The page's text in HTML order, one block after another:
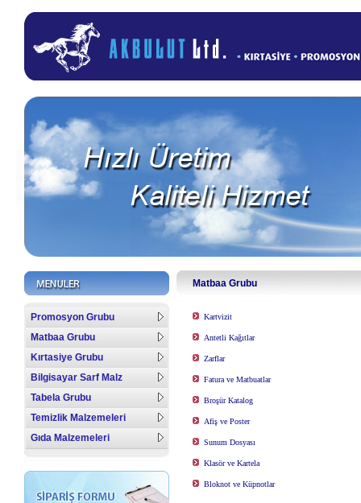
Promosyon Grubu
Matbaa Grubu
Kırtasiye Grubu
Bilgisayar Sarf Malz
Tabela Grubu
Temizlik Malzemeleri
Gıda Malzemeleri
Matbaa Grubu
Kartvizit
Antetli Kağıtlar
Zarflar
Fatura ve Matbuatlar
Broşür Katalog
Afiş ve Poster
Sunum Dosyası
Klasör ve Kartela
Bloknot ve Küpnotlar